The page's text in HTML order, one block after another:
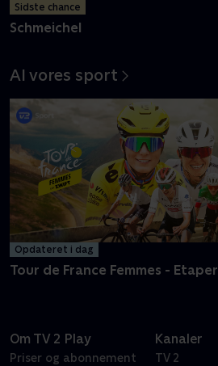
Sidste chance
Schmeichel
Al vores sport
Opdateret i dag
Tour de France Femmes - Etaper
Om TV 2 Play
Priser og abonnement
Kanaler
TV 2